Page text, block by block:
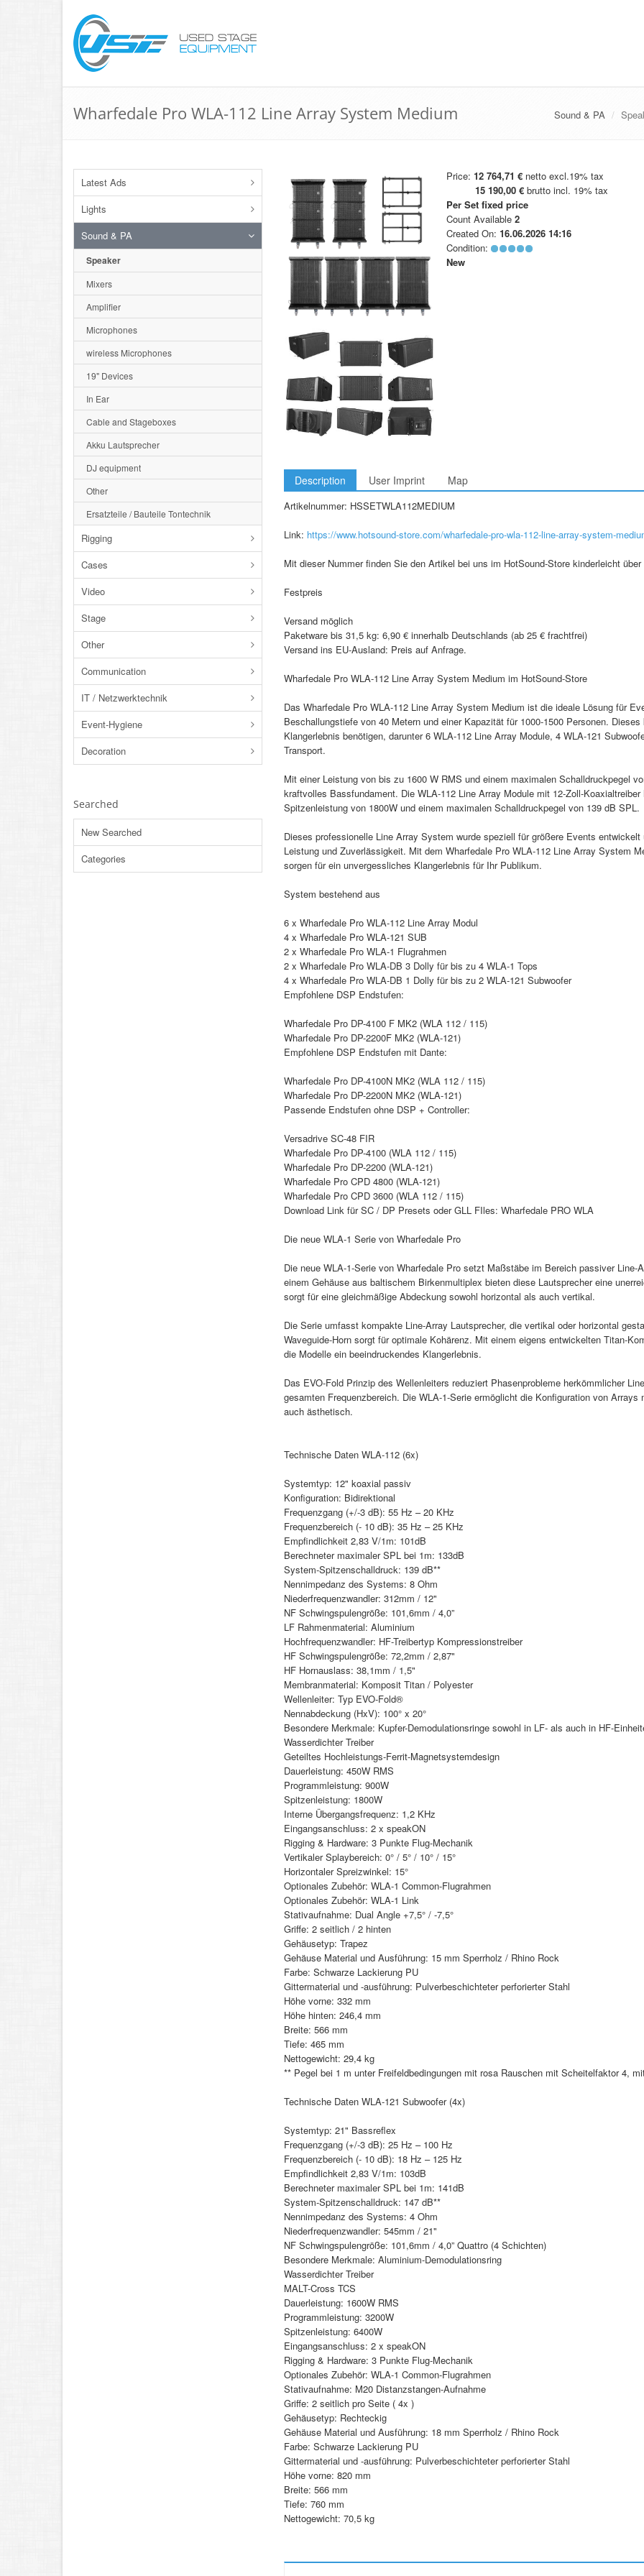
Wharfedale Pro WLA-112 Line Array System Medium Sound & PA
Latest Ads
Lights
Sound & PA
Speaker
Mixers
Amplifier
Microphones
wireless Microphones
19" Devices
In Ear
Cable and Stageboxes
Akku Lautsprecher
DJ equipment
Other
Ersatzteile / Bauteile Tontechnik
Rigging
Cases
Video
Stage
Other
Communication
IT / Netzwerktechnik
Event-Hygiene
Decoration
Searched
New Searched
Categories
Price:12 764,71 € netto excl.19% tax
15 190,00 € brutto incl. 19% tax
Per Set fixed price
Count Available2
Created On:16.06.2026 14:16
Condition:
New
Description User Imprint Map
Artikelnummer: HSSETWLA112MEDIUM
Link: https://www.hotsound-store.com/wharfedale-pro-wla-112-line-array-system-
Mit dieser Nummer finden Sie den Artikel bei uns im HotSound-Store kinderleicht
Festpreis
Versand möglich
Paketware bis 31,5 kg: 6,90 € innerhalb Deutschlands (ab 25 € frachtfrei)
Versand ins EU-Ausland: Preis auf Anfrage.
Wharfedale Pro WLA-112 Line Array System Medium im HotSound-Store
Das Wharfedale Pro WLA-112 Line Array System Medium ist die ideale Lösung für
Beschallungstiefe von 40 Metern und einer Kapazität für 1000-1500 Personen.
Klangerlebnis benötigen, darunter 6 WLA-112 Line Array Module, 4 WLA-121
Transport.
Mit einer Leistung von bis zu 1600 W RMS und einem maximalen Schalldruckpegel
kraftvolles Bassfundament. Die WLA-112 Line Array Module mit 12-Zoll-
Spitzenleistung von 1800W und einem maximalen Schalldruckpegel von 139 dB SPL.
Dieses professionelle Line Array System wurde speziell für größere Events
Leistung und Zuverlässigkeit. Mit dem Wharfedale Pro WLA-112 Line Array System
sorgen für ein unvergessliches Klangerlebnis für Ihr Publikum.
System bestehend aus
6 x Wharfedale Pro WLA-112 Line Array Modul
4 x Wharfedale Pro WLA-121 SUB
2 x Wharfedale Pro WLA-1 Flugrahmen
2 x Wharfedale Pro WLA-DB 3 Dolly für bis zu 4 WLA-1 Tops
4 x Wharfedale Pro WLA-DB 1 Dolly für bis zu 2 WLA-121 Subwoofer
Empfohlene DSP Endstufen:
Wharfedale Pro DP-4100 F MK2 (WLA 112 / 115)
Wharfedale Pro DP-2200F MK2 (WLA-121)
Empfohlene DSP Endstufen mit Dante:
Wharfedale Pro DP-4100N MK2 (WLA 112 / 115)
Wharfedale Pro DP-2200N MK2 (WLA-121)
Passende Endstufen ohne DSP + Controller:
Versadrive SC-48 FIR
Wharfedale Pro DP-4100 (WLA 112 / 115)
Wharfedale Pro DP-2200 (WLA-121)
Wharfedale Pro CPD 4800 (WLA-121)
Wharfedale Pro CPD 3600 (WLA 112 / 115)
Download Link für SC / DP Presets oder GLL FIles: Wharfedale PRO WLA
Die neue WLA-1 Serie von Wharfedale Pro
Die neue WLA-1-Serie von Wharfedale Pro setzt Maßstäbe im Bereich passiver
einem Gehäuse aus baltischem Birkenmultiplex bieten diese Lautsprecher eine
sorgt für eine gleichmäßige Abdeckung sowohl horizontal als auch vertikal.
Die Serie umfasst kompakte Line-Array Lautsprecher, die vertikal oder horizontal
Waveguide-Horn sorgt für optimale Kohärenz. Mit einem eigens entwickelten Titan-
die Modelle ein beeindruckendes Klangerlebnis.
Das EVO-Fold Prinzip des Wellenleiters reduziert Phasenprobleme herkömmlicher
gesamten Frequenzbereich. Die WLA-1-Serie ermöglicht die Konfiguration von
auch ästhetisch.
Technische Daten WLA-112 (6x)
Systemtyp: 12" koaxial passiv
Konfiguration: Bidirektional
Frequenzgang (+/-3 dB): 55 Hz – 20 KHz
Frequenzbereich (- 10 dB): 35 Hz – 25 KHz
Empfindlichkeit 2,83 V/1m: 101dB
Berechneter maximaler SPL bei 1m: 133dB
System-Spitzenschalldruck: 139 dB**
Nennimpedanz des Systems: 8 Ohm
Niederfrequenzwandler: 312mm / 12"
NF Schwingspulengröße: 101,6mm / 4,0”
LF Rahmenmaterial: Aluminium
Hochfrequenzwandler: HF-Treibertyp Kompressionstreiber
HF Schwingspulengröße: 72,2mm / 2,87"
HF Hornauslass: 38,1mm / 1,5"
Membranmaterial: Komposit Titan / Polyester
Wellenleiter: Typ EVO-Fold®
Nennabdeckung (HxV): 100° x 20°
Besondere Merkmale: Kupfer-Demodulationsringe sowohl in LF- als auch in HF-
Wasserdichter Treiber
Geteiltes Hochleistungs-Ferrit-Magnetsystemdesign
Dauerleistung: 450W RMS
Programmleistung: 900W
Spitzenleistung: 1800W
Interne Übergangsfrequenz: 1,2 KHz
Eingangsanschluss: 2 x speakON
Rigging & Hardware: 3 Punkte Flug-Mechanik
Vertikaler Splaybereich: 0° / 5° / 10° / 15°
Horizontaler Spreizwinkel: 15°
Optionales Zubehör: WLA-1 Common-Flugrahmen
Optionales Zubehör: WLA-1 Link
Stativaufnahme: Dual Angle +7,5° / -7,5°
Griffe: 2 seitlich / 2 hinten
Gehäusetyp: Trapez
Gehäuse Material und Ausführung: 15 mm Sperrholz / Rhino Rock
Farbe: Schwarze Lackierung PU
Gittermaterial und -ausführung: Pulverbeschichteter perforierter Stahl
Höhe vorne: 332 mm
Höhe hinten: 246,4 mm
Breite: 566 mm
Tiefe: 465 mm
Nettogewicht: 29,4 kg
** Pegel bei 1 m unter Freifeldbedingungen mit rosa Rauschen mit Scheitelfaktor 4,
Technische Daten WLA-121 Subwoofer (4x)
Systemtyp: 21" Bassreflex
Frequenzgang (+/-3 dB): 25 Hz – 100 Hz
Frequenzbereich (- 10 dB): 18 Hz – 125 Hz
Empfindlichkeit 2,83 V/1m: 103dB
Berechneter maximaler SPL bei 1m: 141dB
System-Spitzenschalldruck: 147 dB**
Nennimpedanz des Systems: 4 Ohm
Niederfrequenzwandler: 545mm / 21"
NF Schwingspulengröße: 101,6mm / 4,0” Quattro (4 Schichten)
Besondere Merkmale: Aluminium-Demodulationsring
Wasserdichter Treiber
MALT-Cross TCS
Dauerleistung: 1600W RMS
Programmleistung: 3200W
Spitzenleistung: 6400W
Eingangsanschluss: 2 x speakON
Rigging & Hardware: 3 Punkte Flug-Mechanik
Optionales Zubehör: WLA-1 Common-Flugrahmen
Stativaufnahme: M20 Distanzstangen-Aufnahme
Griffe: 2 seitlich pro Seite ( 4x )
Gehäusetyp: Rechteckig
Gehäuse Material und Ausführung: 18 mm Sperrholz / Rhino Rock
Farbe: Schwarze Lackierung PU
Gittermaterial und -ausführung: Pulverbeschichteter perforierter Stahl
Höhe vorne: 820 mm
Breite: 566 mm
Tiefe: 760 mm
Nettogewicht: 70,5 kg